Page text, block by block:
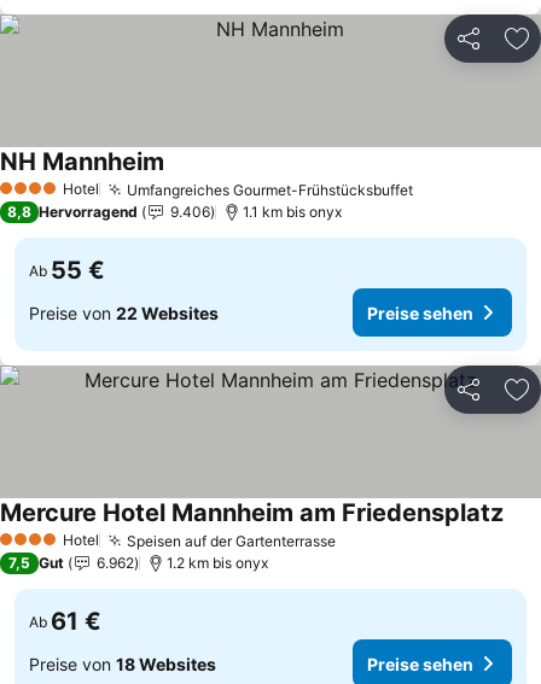
Teilen
4 Sterne Hotel Umfangreiches Gourmet-FrühstücksbuffetPreise sehen
NH Mannheim
8,8 Hervorragend 9.406 1.1 km bis onyx
Ab 55 €
Preise von 22 Websites Preise sehen
Teilen
4 Sterne Hotel Speisen auf der GartenterrassePreise sehen
Mercure Hotel Mannheim am Friedensplatz
7,5 Gut 6.962 1.2 km bis onyx
Ab 61 €
Preise von 18 Websites Preise sehen